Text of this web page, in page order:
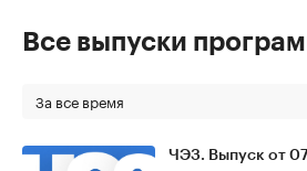
Все выпуски
За все время
ЧЭЗ. Выпуск от